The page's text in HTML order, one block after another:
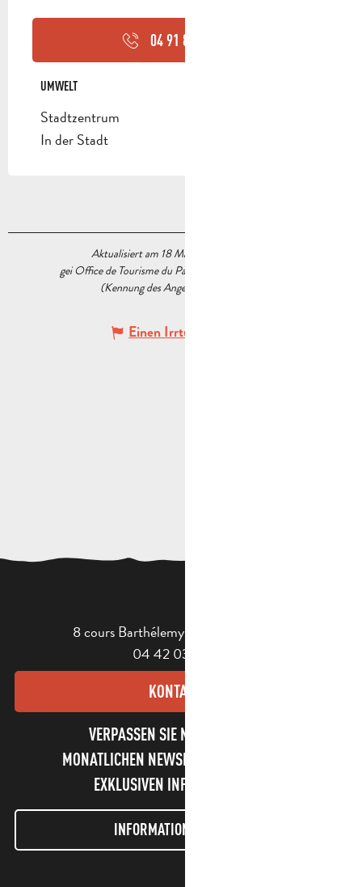
04 91 88 44
UMWELT
UMWELT
Stadtzentrum
In der Stadt
Aktualisiert am 18 März 2026 Um 14:39
gei Office de Tourisme du Pays d’Aubagne et de l’Étoile
(Kennung des Angebots :
Einen Irrtum angeben
8 cours Barthélemy - 13400 Aubagne
04 42 03 49 98
KONTAKT
VERPASSEN SIE NICHT UNSEREN
MONATLICHEN NEWSLETTER UND UNSERE
EXKLUSIVEN INFORMATIONEN!
INFORMATIONEN LETTER